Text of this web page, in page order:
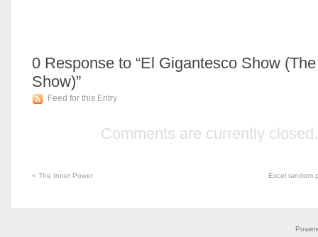
0 Response to “El Gigantesco Show
Show)”
Feed for this Entry
Comments are currently closed.
« The Inner Power Excel random